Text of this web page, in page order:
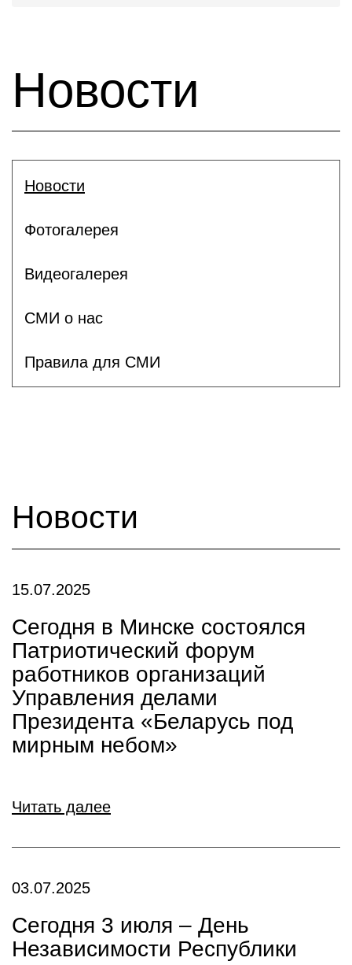
Новости
Новости
Фотогалерея
Видеогалерея
СМИ о нас
Правила для СМИ
Новости
15.07.2025
Сегодня в Минске состоялся
Патриотический форум
работников организаций
Управления делами
Президента «Беларусь под
мирным небом»
Читать далее
03.07.2025
Сегодня 3 июля – День
Независимости Республики